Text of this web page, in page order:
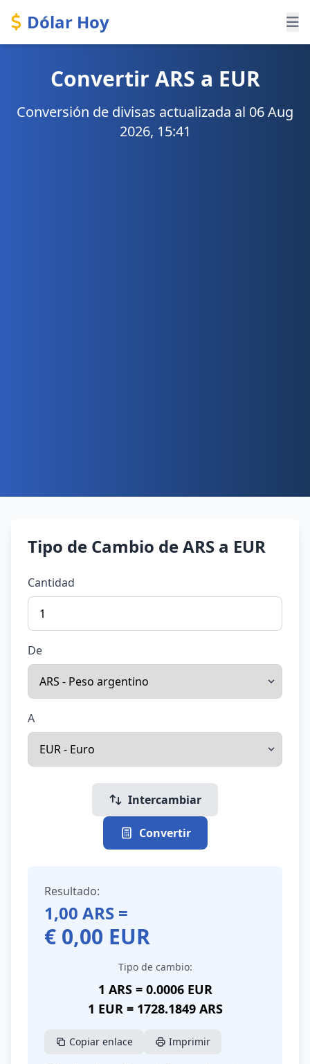
Dólar Hoy
Convertir ARS a EUR
Conversión de divisas actualizada al 06 Aug
2026, 15:41
Tipo de Cambio de ARS a EUR
Cantidad
De
A
Intercambiar
Convertir
Resultado:
1,00 ARS =
€ 0,00 EUR
Tipo de cambio:
1 ARS = 0.0006 EUR
1 EUR = 1728.1849 ARS
Copiar enlace Imprimir